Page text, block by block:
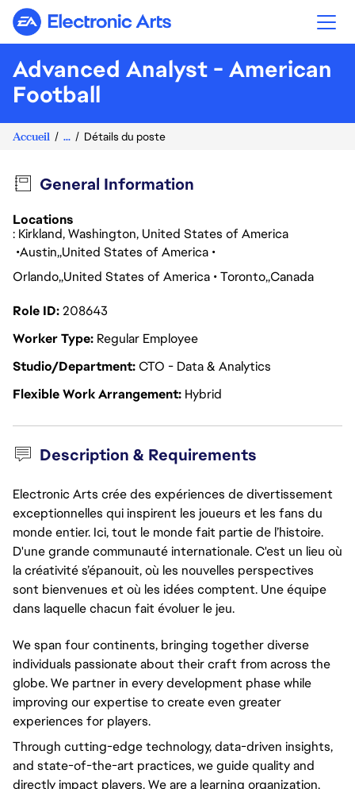
Electronic Arts
Advanced Analyst - American
Football
Accueil ... Détails du poste
General Information
Locations
: Kirkland, Washington, United States of America
Austin United States of America
Orlando United States of America Toronto Canada
Role ID208643
Worker Type Regular Employee
Studio/DepartmentCTO - Data & Analytics
Flexible Work Arrangement Hybrid
Description & Requirements
Electronic Arts crée des expériences de divertissement
exceptionnelles qui inspirent les joueurs et les fans du
monde entier. Ici, tout le monde fait partie de l’histoire.
D'une grande communauté internationale. C'est un lieu où
la créativité s’épanouit, où les nouvelles perspectives
sont bienvenues et où les idées comptent. Une équipe
dans laquelle chacun fait évoluer le jeu.
We span four continents, bringing together diverse
individuals passionate about their craft from across the
globe. We partner in every development phase while
improving our expertise to create even greater
experiences for players.
Through cutting-edge technology, data-driven insights,
and state-of-the-art practices, we guide quality and
directly impact players. We are a learning organization,